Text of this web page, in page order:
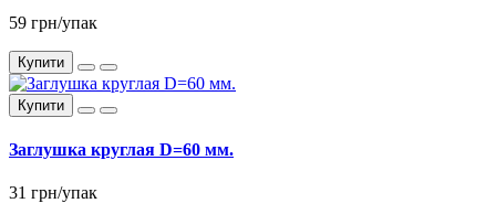
59 грн/упак
Купити
Купити
Заглушка круглая D=60 мм.
31 грн/упак